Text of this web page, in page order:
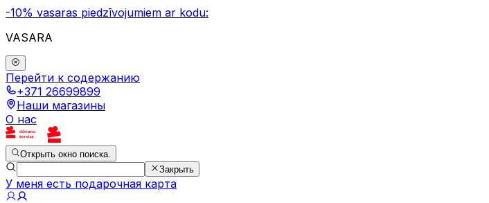
-10% vasaras piedzīvojumiem ar kodu:
VASARA
Перейти к содержанию
+371 26699899
Наши магазины
О нас
Открыть окно поиска.
Закрыть
У меня есть подарочная карта